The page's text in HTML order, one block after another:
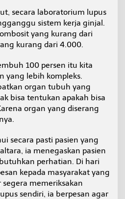
secara laboratorium lupus
sistem kerja ginjal.
yang kurang dari
kurang dari 4.000.
100 persen itu kita
yang lebih kompleks.
organ tubuh yang
bisa tentukan apakah bisa
organ yang diserang
secara pasti pasien yang
ia menegaskan pasien
perhatian. Di hari
kepada masyarakat yang
memeriksakan
sendiri, ia berpesan agar